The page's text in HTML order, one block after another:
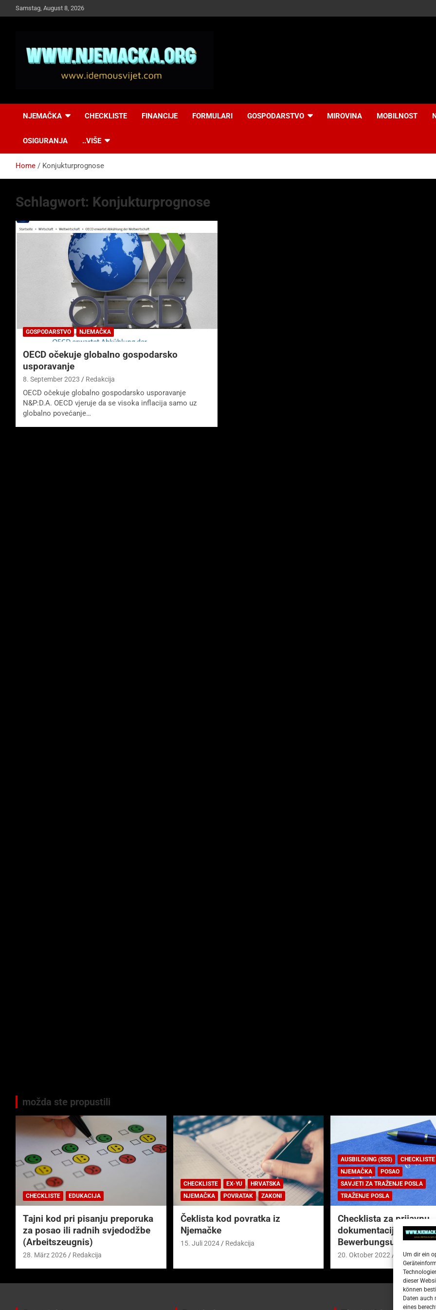
Um dir ein
dieser
können
Daten auch
eines
to
Samstag, August 8, 2026
Idemo u Svijet-
NJEMAČKA CHECKLISTE FINANCIJE FORMULARI GOSPODARSTVO MIROVINA MOBILNOST
OSIGURANJA ..VIŠE
Home Konjukturprognose
Schlagwort: Konjukturprognose
GOSPODARSTVO NJEMAČKA
OECD očekuje globalno gospodarsko
usporavanje
8. September 2023 Redakcija
OECD očekuje globalno gospodarsko usporavanje
N&P:D.A. OECD vjeruje da se visoka inflacija samo uz
globalno povećanje…
možda ste propustili
CHECKLISTE EDUKACIJA
Tajni kod pri pisanju preporuka
za posao ili radnih svjedodžbe
(Arbeitszeugnis)
28. März 2026 Redakcija
CHECKLISTE EX-YU
HRVATSKA
NJEMAČKA
POVRATAK ZAKONI
Čeklista kod povratka iz
Njemačke
15. Juli 2024 Redakcija
AUSBILDUNG (SSS)
CHECKLISTE
NJEMAČKA
POSAO
SAVJETI ZA TRAŽENJE POSLA
TRAŽENJE POSLA
Checklista za prijavnu
dokumentaciju (njem.
20. Oktober 2022 Redakcija